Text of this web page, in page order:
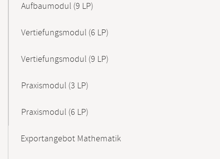
Aufbaumodul (9 LP)
Vertiefungsmodul (6 LP)
Vertiefungsmodul (9 LP)
Praxismodul (3 LP)
Praxismodul (6 LP)
Exportangebot Mathematik